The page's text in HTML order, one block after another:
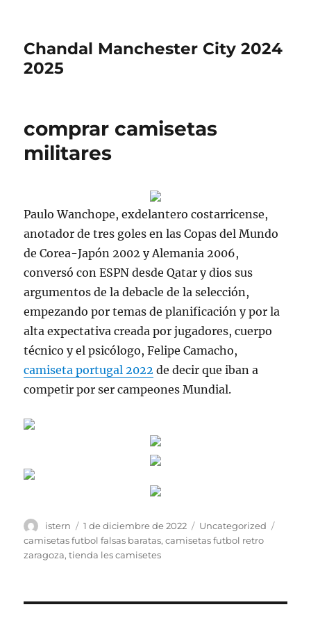
Chandal Manchester City 2024
2025
comprar camisetas
militares
Paulo Wanchope, exdelantero costarricense,
anotador de tres goles en las Copas del Mundo
de Corea-Japón 2002 y Alemania 2006,
conversó con ESPN desde Qatar y dios sus
argumentos de la debacle de la selección,
empezando por temas de planificación y por la
alta expectativa creada por jugadores, cuerpo
técnico y el psicólogo, Felipe Camacho,
camiseta portugal 2022 de decir que iban a
competir por ser campeones Mundial.
Autor
istern
Publicado
el
1 de diciembre de 2022 Categorías
Uncategorized
camisetas futbol falsas baratas,camisetas futbol retro
zaragoza,tienda les camisetes